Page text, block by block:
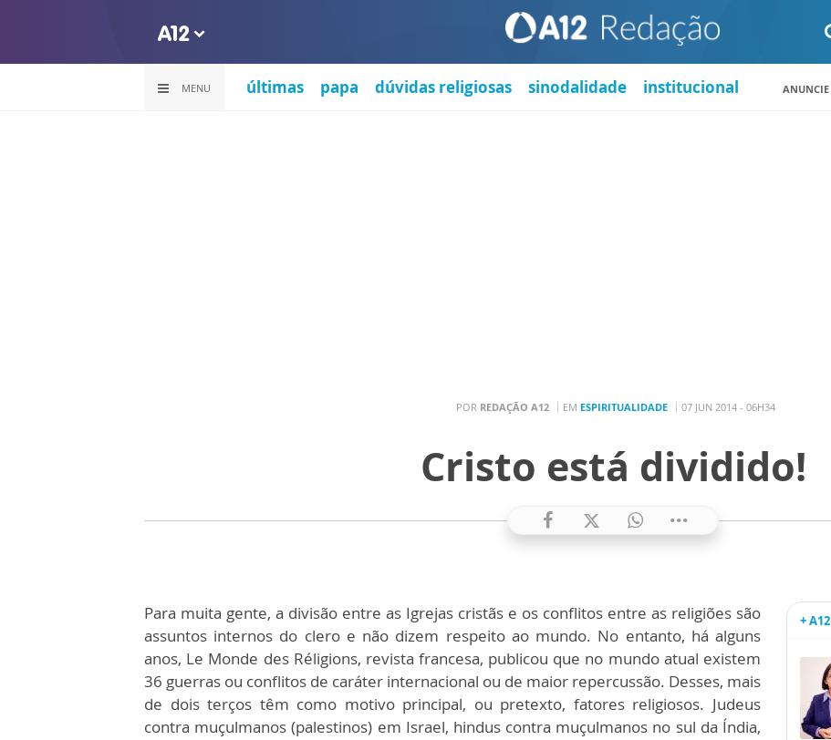
MENU últimas papa dúvidas religiosas sinodalidade institucional ANUNCIE
POR REDAÇÃO A12 EM ESPIRITUALIDADE 07 JUN 2014 - 06H34
Cristo está dividido!
Para muita gente, a divisão entre as Igrejas cristãs e os conflitos entre as religiões são
assuntos internos do clero e não dizem respeito ao mundo. No entanto, há alguns
anos, Le Monde des Réligions, revista francesa, publicou que no mundo atual existem
36 guerras ou conflitos de caráter internacional ou de maior repercussão. Desses, mais
de dois terços têm como motivo principal, ou pretexto, fatores religiosos. Judeus
contra muçulmanos (palestinos) em Israel, hindus contra muçulmanos no sul da Índia,
+ A12